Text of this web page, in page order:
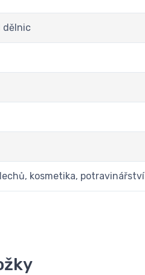
dělnic
kosmetika, potravinářství